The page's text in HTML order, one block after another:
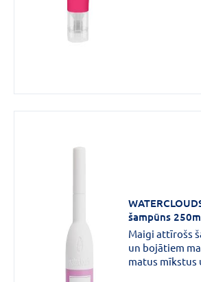
šampūns
Maigi attīrošs
un bojātiem
matus mīkstus